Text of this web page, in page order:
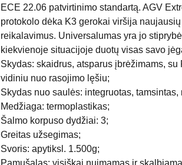
ECE 22.06 patvirtinimo standartą. AGV
protokolo dėka K3 gerokai viršija
reikalavimus. Universalumas yra jo
kiekvienoje situacijoje duotų visas savo
Skydas: skaidrus, atsparus įbrėžimams,
vidiniu nuo rasojimo lęšiu;
Skydas nuo saulės: integruotas, tamsintas,
Medžiaga: termoplastikas;
Šalmo korpuso dydžiai: 3;
Greitas užsegimas;
Svoris: apytiksl. 1.500g;
Pamušalas: visiškai nuimamas ir